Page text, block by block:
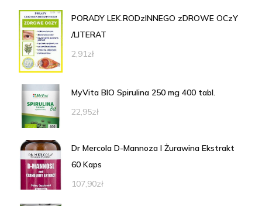
PORADY LEK.RODzINNEGO zDROWE OCzY
/LITERAT
2,91zł
MyVita BIO Spirulina 250 mg 400 tabl.
22,95zł
Dr Mercola D-Mannoza I Żurawina Ekstrakt
60 Kaps
107,90zł